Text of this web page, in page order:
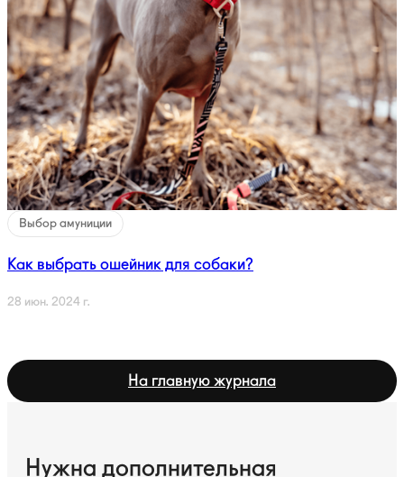
Выбор амуниции
Как выбрать ошейник для собаки?
28 июн. 2024 г.
На главную журнала
Нужна дополнительная